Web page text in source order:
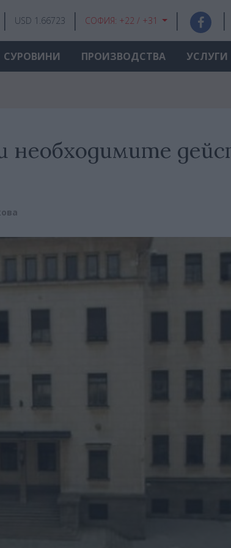
USD 1.66723 СОФИЯ: +22 / +31
СУРОВИНИ ПРОИЗВОДСТВА УСЛУГИ
необходимите